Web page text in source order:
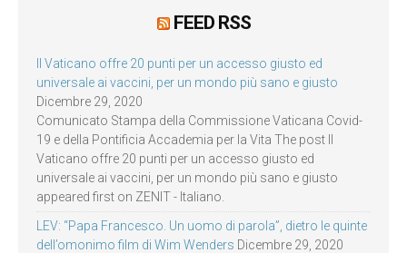
FEED RSS
Il Vaticano offre 20 punti per un accesso giusto ed
universale ai vaccini, per un mondo più sano e giusto
Dicembre 29, 2020
Comunicato Stampa della Commissione Vaticana Covid-
19 e della Pontificia Accademia per la Vita The post Il
Vaticano offre 20 punti per un accesso giusto ed
universale ai vaccini, per un mondo più sano e giusto
appeared first on ZENIT - Italiano.
LEV: “Papa Francesco. Un uomo di parola”, dietro le quinte
dell’omonimo film di Wim Wenders Dicembre 29, 2020